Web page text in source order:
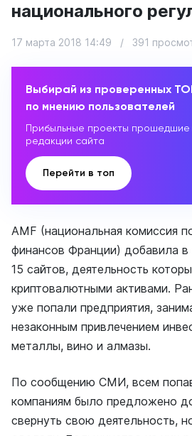
национального
17 марта 2018 14:49 / 391
Выбирай из проверенных
по мнению пользователей
Прибыльные проекты прошедшие
редакции сайта
Перейти в топ
AMF (национальная комиссия
финансов Франции) добавила в
15 сайтов, деятельность
криптовалютными активами.
уже попали предприятия,
незаконным привлечением
металлы, вино и алмазы.
По сообщению СМИ, всем
компаниям было предложено
свернуть свою деятельность,